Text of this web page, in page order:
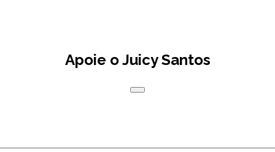
Apoie o Juicy Santos